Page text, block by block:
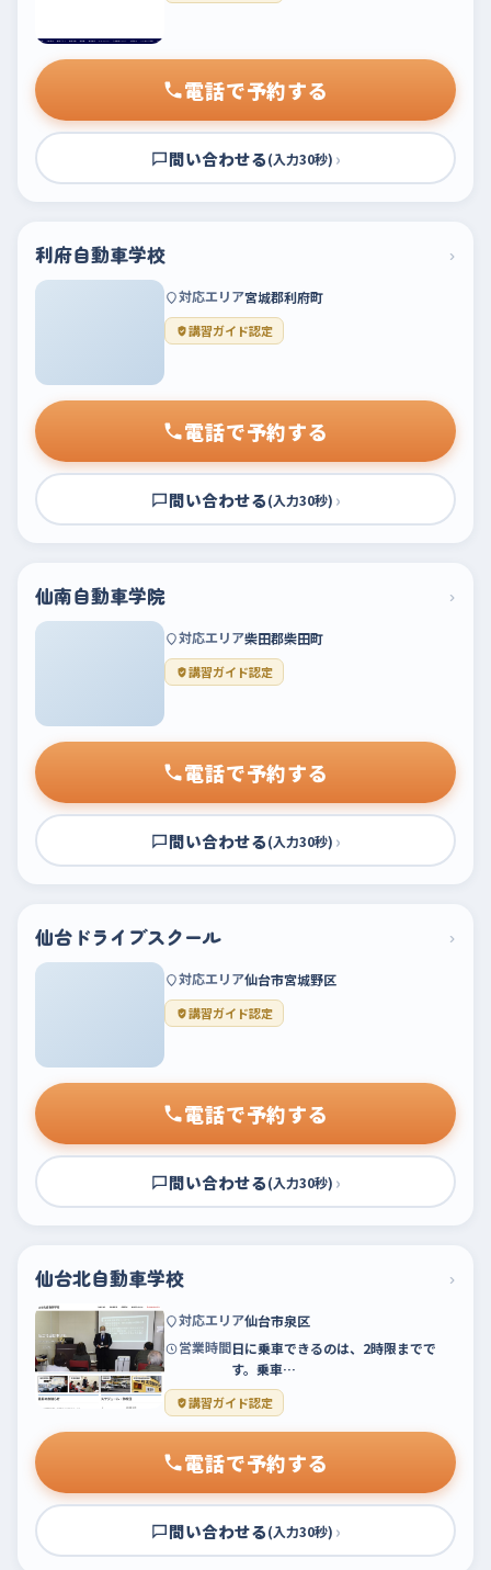
電話で予約する
問い合わせる(入力30秒) ›
利府自動車学校 ›
対応エリア宮城郡利府町
講習ガイド認定
電話で予約する
問い合わせる(入力30秒) ›
仙南自動車学院 ›
対応エリア柴田郡柴田町
講習ガイド認定
電話で予約する
問い合わせる(入力30秒) ›
仙台ドライブスクール ›
対応エリア仙台市宮城野区
講習ガイド認定
電話で予約する
問い合わせる(入力30秒) ›
仙台北自動車学校 ›
対応エリア仙台市泉区
営業時間日に乗車できるのは、2時限までで
す。乗車…
講習ガイド認定
電話で予約する
問い合わせる(入力30秒) ›